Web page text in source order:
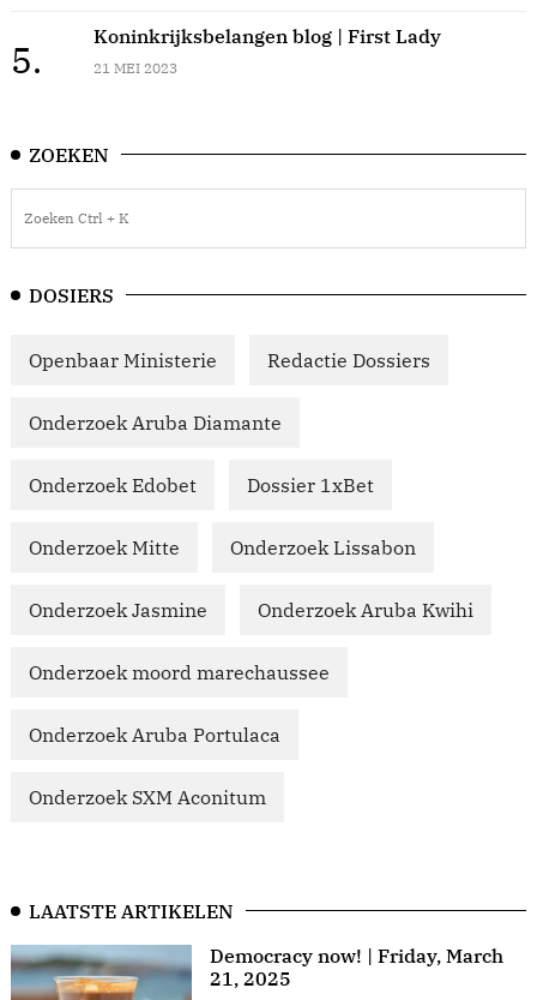
5.
Koninkrijksbelangen blog | First Lady
21 MEI 2023
ZOEKEN
DOSIERS
Openbaar Ministerie Redactie Dossiers
Onderzoek Aruba Diamante
Onderzoek Edobet Dossier 1xBet
Onderzoek Mitte Onderzoek Lissabon
Onderzoek Jasmine Onderzoek Aruba Kwihi
Onderzoek moord marechaussee
Onderzoek Aruba Portulaca
Onderzoek SXM Aconitum
LAATSTE ARTIKELEN
Democracy now! | Friday, March
21, 2025